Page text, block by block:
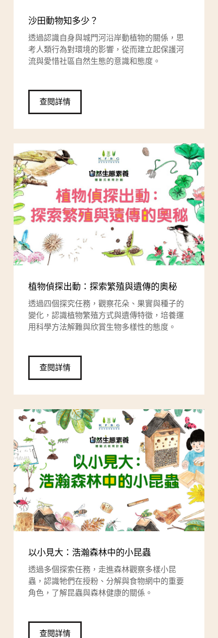
沙田動物知多少？
透過認識自身與城門河沿岸動植物的關係，思
考人類行為對環境的影響，從而建立起保護河
流與愛惜社區自然生態的意識和態度。
查閱詳情
植物偵探出動：探索繁殖與遺傳的奧秘
透過四個探究任務，觀察花朵、果實與種子的
變化，認識植物繁殖方式與遺傳特徵，培養運
用科學方法解難與欣賞生物多樣性的態度。
查閱詳情
以小見大：浩瀚森林中的小昆蟲
透過多個探索任務，走進森林觀察多樣小昆
蟲，認識牠們在授粉、分解與食物網中的重要
角色，了解昆蟲與森林健康的關係。
查閱詳情